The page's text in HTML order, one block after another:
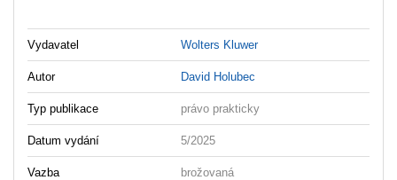
Vydavatel Wolters Kluwer
Autor David Holubec
Typ publikace právo prakticky
Datum vydání 5/2025
Vazba brožovaná